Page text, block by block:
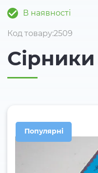
Код товару:2509
Сірники
В наявності
Популярні